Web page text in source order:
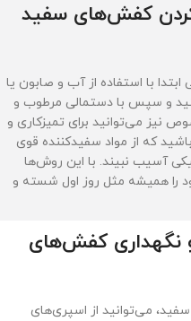
کفش‌های سفید
با استفاده از آب و صابون یا
و سپس با دستمالی مرطوب و
نیز می‌توانید برای تمیزکاری و
که از مواد سفیدکننده قوی
آسیب نبیند. با این روش‌ها
را همیشه مثل روز اول شسته و
نگهداری کفش‌های
می‌توانید از اسپری‌های